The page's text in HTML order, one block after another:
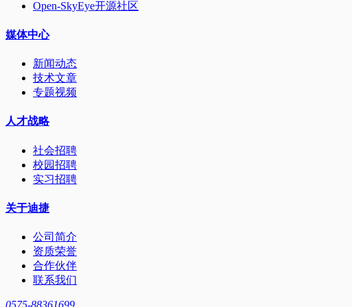
Open-SkyEye开源社区
媒体中心
新闻动态
技术文章
专题视频
人才战略
社会招聘
校园招聘
实习招聘
关于迪捷
公司简介
资质荣誉
合作伙伴
联系我们